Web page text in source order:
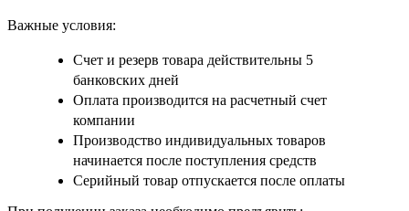
Важные условия:
Счет и резерв товара действительны 5
банковских дней
Оплата производится на расчетный счет
компании
Производство индивидуальных товаров
начинается после поступления средств
Серийный товар отпускается после оплаты